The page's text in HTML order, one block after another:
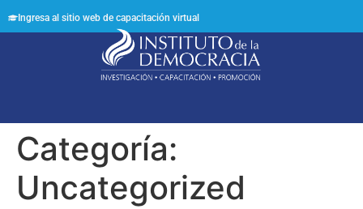
Ingresa al sitio web de capacitación virtual
Categoría:
Uncategorized